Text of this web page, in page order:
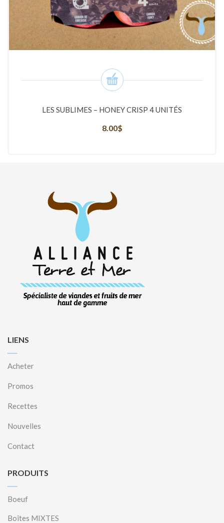
LES SUBLIMES – HONEY CRISP 4 UNITÉS
8.00$
LIENS
Acheter
Promos
Recettes
Nouvelles
Contact
PRODUITS
Boeuf
Boîtes MIXTES